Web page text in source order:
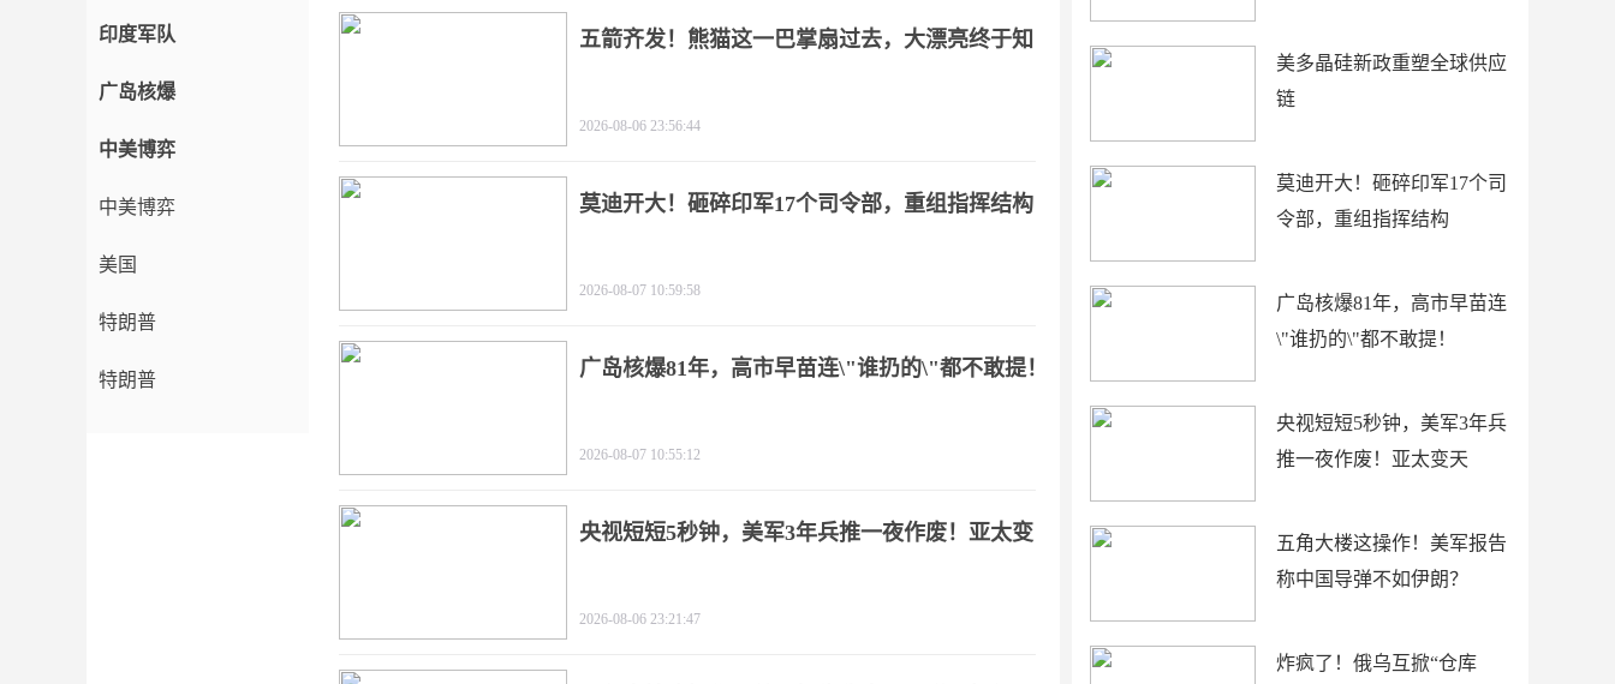
美多晶硅新政重塑全球供应
链
莫迪开大！砸碎印军17个司
令部，重组指挥结构
广岛核爆81年，高市早苗连
\"谁扔的\"都不敢提！
央视短短5秒钟，美军3年兵
推一夜作废！亚太变天
五角大楼这操作！美军报告
称中国导弹不如伊朗？
炸疯了！俄乌互掀“仓库
印度军队
广岛核爆
中美博弈
中美博弈
美国
特朗普
特朗普
五箭齐发！熊猫这一巴掌扇过去，大漂亮终于知
2026-08-06 23:56:44
莫迪开大！砸碎印军17个司令部，重组指挥结构
2026-08-07 10:59:58
广岛核爆81年，高市早苗连\"谁扔的\"都不敢提！
2026-08-07 10:55:12
央视短短5秒钟，美军3年兵推一夜作废！亚太变
2026-08-06 23:21:47